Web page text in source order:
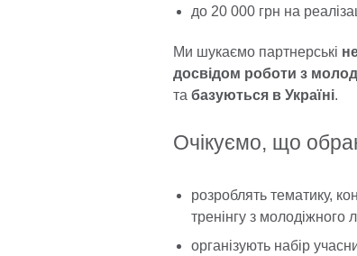
до 20 000 грн на
Ми шукаємо партнерські
досвідом роботи з
та базуються в Україні.
Очікуємо, що
розроблять тематику,
тренінгу з молодіжного
організують набір